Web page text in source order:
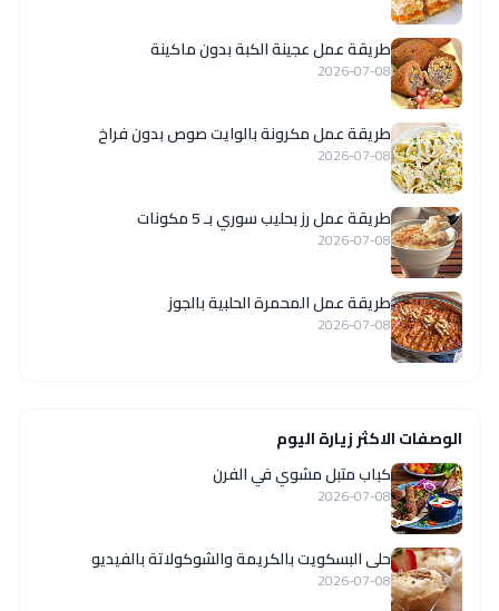
طريقة عمل عجينة الكبة بدون ماكينة
2026-07-08
طريقة عمل مكرونة بالوايت صوص بدون فراخ
2026-07-08
طريقة عمل رز بحليب سوري بـ 5 مكونات
2026-07-08
طريقة عمل المحمرة الحلبية بالجوز
2026-07-08
الوصفات الاكثر زيارة اليوم
كباب متبل مشوي في الفرن
2026-07-08
حلى البسكويت بالكريمة والشوكولاتة بالفيديو
2026-07-08